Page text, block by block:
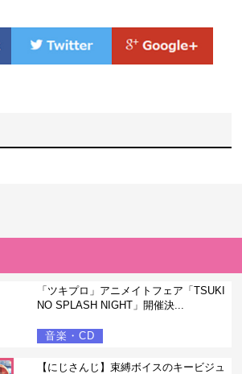
「ツキプロ」アニメイトフェア「TSUKI
NO SPLASH NIGHT」開催決...
音楽・CD
【にじさんじ】束縛ボイスのキービジュ